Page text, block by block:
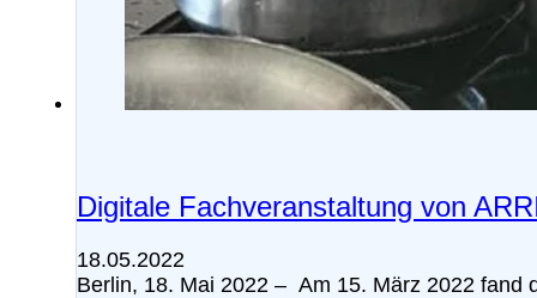
Digitale Fachveranstaltung von
18.05.2022
Berlin, 18. Mai 2022 – Am 15. März 2022 fand